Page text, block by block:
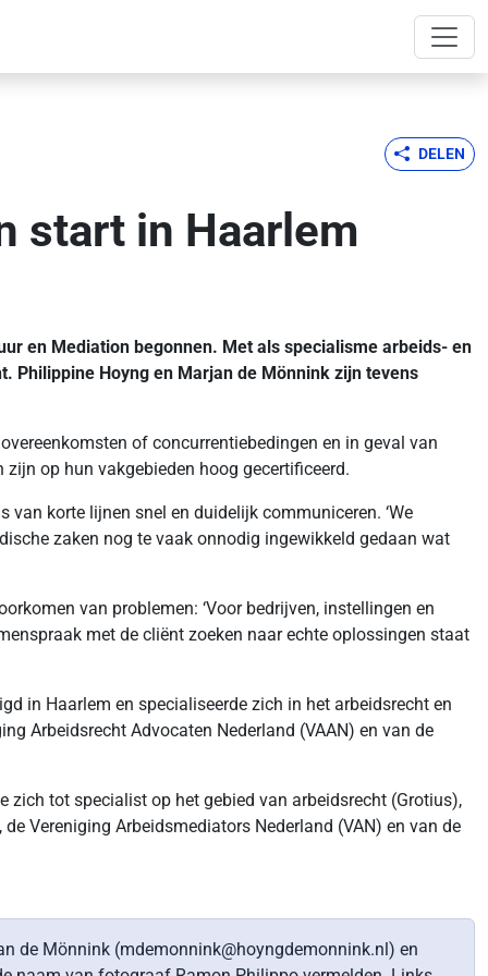
DELEN
start in Haarlem
en Mediation begonnen. Met als specialisme arbeids- en
Philippine Hoyng en Marjan de Mönnink zijn tevens
of concurrentiebedingen en in geval van
op hun vakgebieden hoog gecertificeerd.
korte lijnen snel en duidelijk communiceren. ‘We
zaken nog te vaak onnodig ingewikkeld gedaan wat
van problemen: ‘Voor bedrijven, instellingen en
met de cliënt zoeken naar echte oplossingen staat
in Haarlem en specialiseerde zich in het arbeidsrecht en
Arbeidsrecht Advocaten Nederland (VAAN) en van de
zich tot specialist op het gebied van arbeidsrecht (Grotius),
Vereniging Arbeidsmediators Nederland (VAN) en van de
de Mönnink (mdemonnink@hoyngdemonnink.nl) en